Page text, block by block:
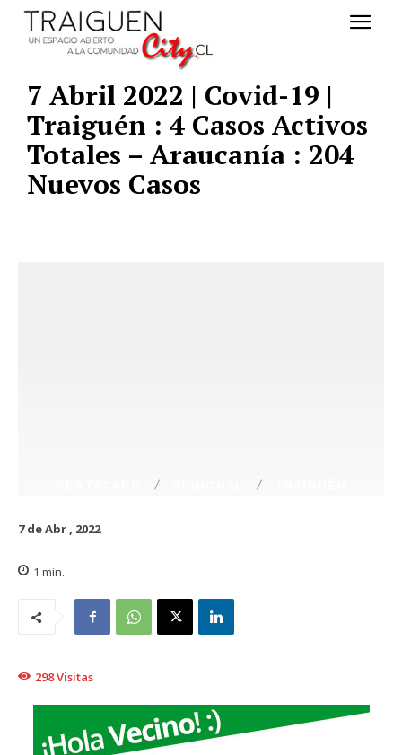
7 Abril 2022 | Covid-19 |
Traiguén : 4 Casos Activos
Totales – Araucanía : 204
Nuevos Casos
7 de Abr , 2022
1 min.
298Visitas